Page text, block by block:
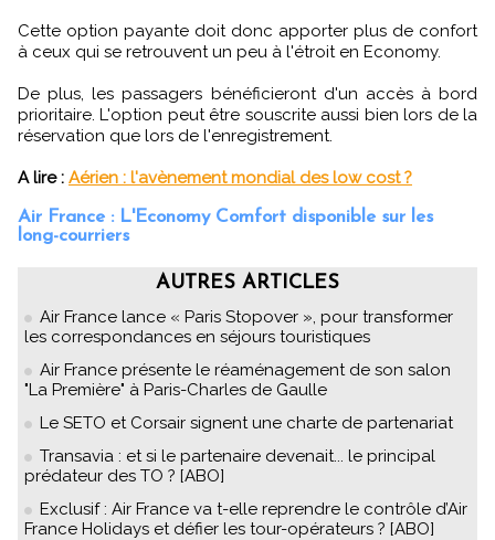
Cette option payante doit donc apporter plus de confort
à ceux qui se retrouvent un peu à l'étroit en Economy.
De plus, les passagers bénéficieront d'un accès à bord
prioritaire. L'option peut être souscrite aussi bien lors de la
réservation que lors de l'enregistrement.
A lire : Aérien : l'avènement mondial des low cost ?
Air France : L'Economy Comfort disponible sur les
long-courriers
AUTRES ARTICLES
Air France lance « Paris Stopover », pour transformer
les correspondances en séjours touristiques
Air France présente le réaménagement de son salon
"La Première" à Paris-Charles de Gaulle
Le SETO et Corsair signent une charte de partenariat
Transavia : et si le partenaire devenait... le principal
prédateur des TO ? [ABO]
Exclusif : Air France va t-elle reprendre le contrôle d’Air
France Holidays et défier les tour-opérateurs ? [ABO]